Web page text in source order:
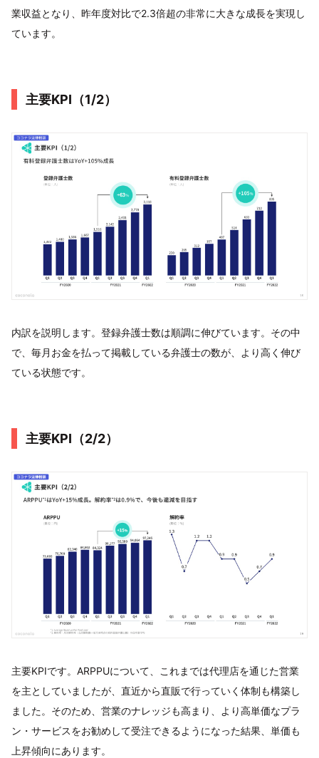
業収益となり、昨年度対比で2.3倍超の非常に大きな成長を実現し
ています。
主要KPI（1/2）
内訳を説明します。登録弁護士数は順調に伸びています。その中
で、毎月お金を払って掲載している弁護士の数が、より高く伸び
ている状態です。
主要KPI（2/2）
主要KPIです。ARPPUについて、これまでは代理店を通じた営業
を主としていましたが、直近から直販で行っていく体制も構築し
ました。そのため、営業のナレッジも高まり、より高単価なプラ
ン・サービスをお勧めして受注できるようになった結果、単価も
上昇傾向にあります。